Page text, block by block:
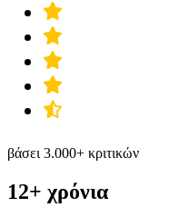
βάσει 3.000+ κριτικών
12+ χρόνια